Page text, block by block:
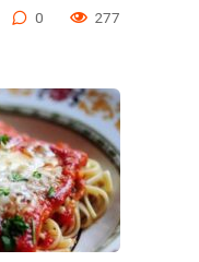
0 277